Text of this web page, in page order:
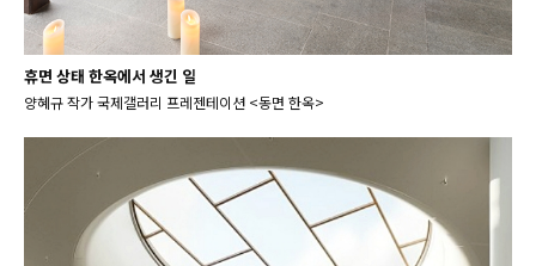
휴면 상태 한옥에서 생긴 일
양혜규 작가 국제갤러리 프레젠테이션 <동면 한옥>